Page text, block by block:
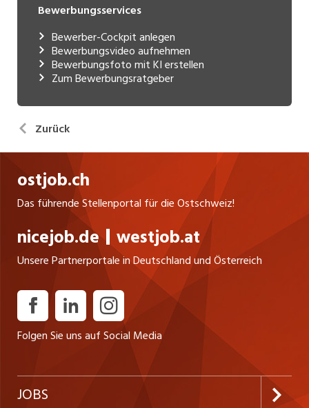
Bewerbungsservices
Bewerber-Cockpit anlegen
Bewerbungsvideo aufnehmen
Bewerbungsfoto mit KI erstellen
Zum Bewerbungsratgeber
Zurück
ostjob.ch
Das führende Stellenportal für die Ostschweiz!
nicejob.de westjob.at
Unsere Partnerportale in Deutschland und Österreich
Folgen Sie uns auf Social Media
JOBS